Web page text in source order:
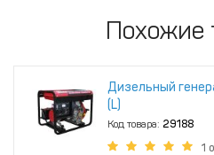
Похожие
Дизельный
(L)
Код товара: 29188
1